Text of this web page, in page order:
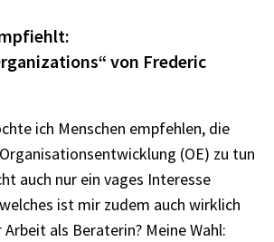
von Frede­ric
ich Menschen empfeh­len, die
(OE) zu tun
auch nur ein vages Inter­esse
ist mir zudem auch wirk­lich
als Bera­te­rin? Meine Wahl: